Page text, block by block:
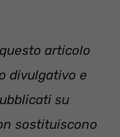
articolo
divulgativo e
su
sostituiscono